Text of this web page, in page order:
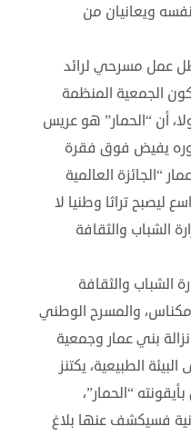
ويعانيان من
عمل مسرحي لرائد
الجمعية المنظمة
أن “الحمار” هو عريس
يفيض فوق فقرة
“الجائزة العالمية
ليصبح تراثا وطنيا لا
الشباب والثقافة
الشباب والثقافة
والمسرح الوطني
بني عمار وجمعية
الطبيعية، يكتنز
“الحمار”،
فسيكشف عنها بلاغ